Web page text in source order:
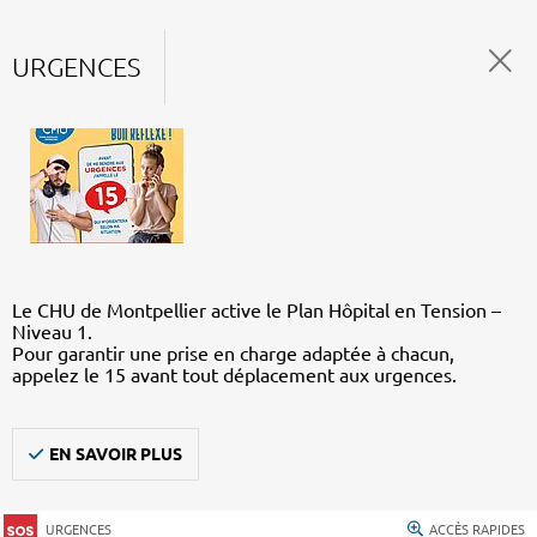
URGENCES
Le CHU de Montpellier active le Plan Hôpital en Tension –
Niveau 1.
Pour garantir une prise en charge adaptée à chacun,
appelez le 15 avant tout déplacement aux urgences.
EN SAVOIR PLUS
URGENCES ACCÈS RAPIDES